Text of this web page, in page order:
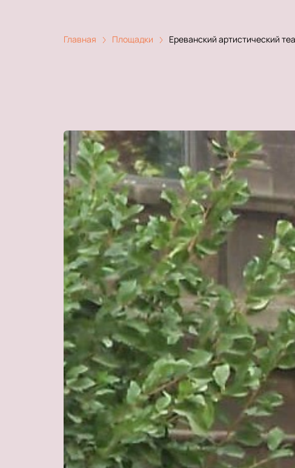
Главная Площадки Ереванский артистический